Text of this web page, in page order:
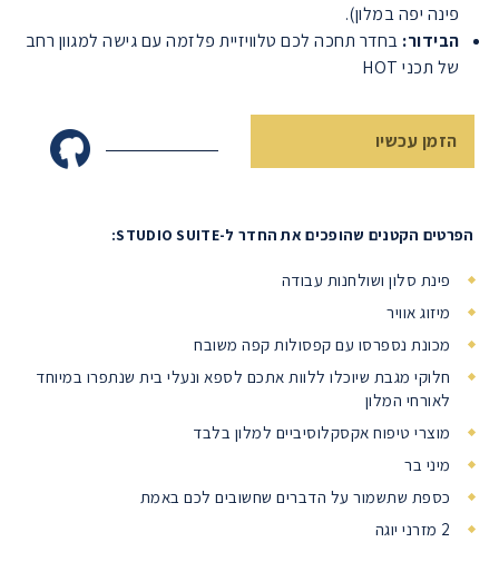
פינה יפה במלון).
הבידור: בחדר תחכה לכם טלוויזיית פלזמה עם גישה למגוון רחב
של תכני HOT
הזמן עכשיו
הפרטים הקטנים שהופכים את החדר ל-STUDIO SUITE:
פינת סלון ושולחנות עבודה
מיזוג אוויר
מכונת נספרסו עם קפסולות קפה משובח
חלוקי מגבת שיוכלו ללוות אתכם לספא ונעלי בית שנתפרו במיוחד
לאורחי המלון
מוצרי טיפוח אקסקלוסיביים למלון בלבד
מיני בר
כספת שתשמור על הדברים שחשובים לכם באמת
2 מזרני יוגה